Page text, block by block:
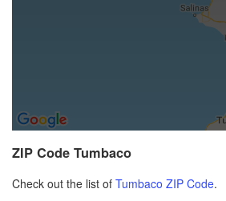
ZIP Code Tumbaco
Check out the list of Tumbaco ZIP Code.